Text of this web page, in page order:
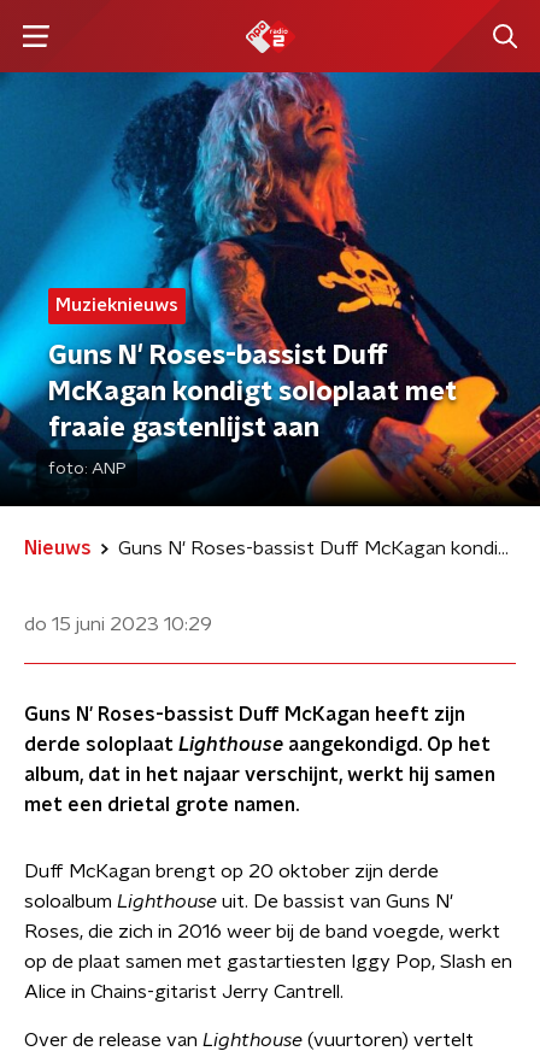
Muzieknieuws
Guns N' Roses-bassist Duff
McKagan kondigt soloplaat met
fraaie gastenlijst aan
foto: ANP
Nieuws Guns N' Roses-bassist Duff McKagan kondigt soloplaat met fraaie gastenlijst aan
do 15 juni 2023 10:29
Guns N' Roses-bassist Duff McKagan heeft zijn
derde soloplaat Lighthouse aangekondigd. Op het
album, dat in het najaar verschijnt, werkt hij samen
met een drietal grote namen.
Duff McKagan brengt op 20 oktober zijn derde
soloalbum Lighthouse uit. De bassist van Guns N'
Roses, die zich in 2016 weer bij de band voegde, werkt
op de plaat samen met gastartiesten Iggy Pop, Slash en
Alice in Chains-gitarist Jerry Cantrell.
Over de release van Lighthouse (vuurtoren) vertelt